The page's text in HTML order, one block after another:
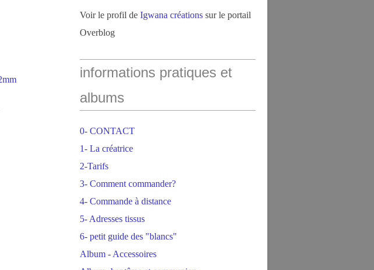
Voir le profil de Igwana créations sur le portail
Overblog
informations pratiques et
albums
0- CONTACT
1- La créatrice
2-Tarifs
3- Comment commander?
4- Commande à distance
5- Adresses tissus
6- petit guide des "blancs"
Album - Accessoires